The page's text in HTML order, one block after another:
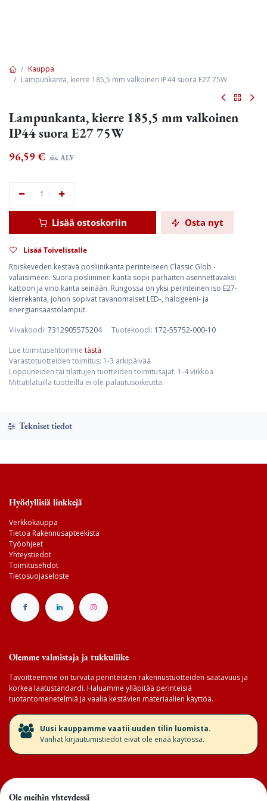
Kauppa
Lampunkanta, kierre 185,5 mm valkoinen IP44 suora E27 75W
Lampunkanta, kierre 185,5 mm valkoinen
IP44 suora E27 75W
96,59€ sis. ALV
Lisää ostoskoriin Osta nyt
Lisää Toivelistalle
Roiskeveden kestävä posliinikanta perinteiseen Classic Glob -
valaisimeen. Suora posliininen kanta sopii parhaiten asennettavaksi
kattoon ja vino kanta seinään. Rungossa on yksi perinteinen iso E27-
kierrekanta, johon sopivat tavanomaiset LED-, halogeeni- ja
energiansäästölamput.
Viivakoodi: 7312905575204 Tuotekoodi: 172-55752-000-10
Lue toimitusehtomme tästä
Varastotuotteiden toimitus: 1-3 arkipäivää
Loppuneiden tai tilattujen tuotteiden toimitusajat: 1-4 viikkoa
Mittatilatuilla tuotteilla ei ole palautusoikeutta.
Tekniset tiedot
Hyödyllisiä linkkejä
Verkkokauppa
Tietoa Rakennusapteekista
Työohjeet
Yhteystiedot
Toimitusehdot
Tietosuojaseloste
Olemme valmistaja ja tukkuliike
Tavoitteemme on turvata perinteisten rakennustuotteiden saatavuus ja
korkea laatustandardi. Haluamme ylläpitää perinteisiä
tuotantomenetelmiä ja vaalia kestävien materiaalien käyttöä.
​Uusi kauppamme vaatii uuden tilin luomista.
Vanhat kirjautumistiedot eivät ole enää käytössä.
Ole meihin yhteydessä